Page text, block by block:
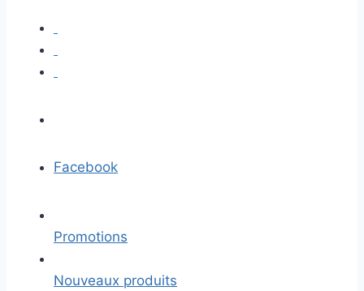
Facebook
Promotions
Nouveaux produits